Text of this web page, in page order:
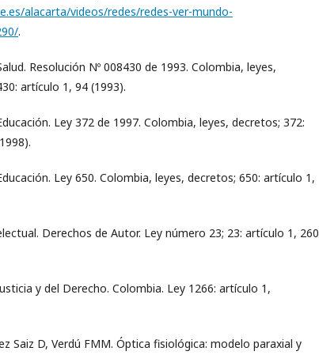
alacarta/videos/redes/redes-ver-mundo-
.
Resolución Nº 008430 de 1993. Colombia, leyes,
artículo 1, 94 (1993).
Ley 372 de 1997. Colombia, leyes, decretos; 372:
Ley 650. Colombia, leyes, decretos; 650: artículo 1,
Derechos de Autor. Ley número 23; 23: artículo 1, 260
y del Derecho. Colombia. Ley 1266: artículo 1,
Saiz D, Verdú FMM. Óptica fisiológica: modelo paraxial y